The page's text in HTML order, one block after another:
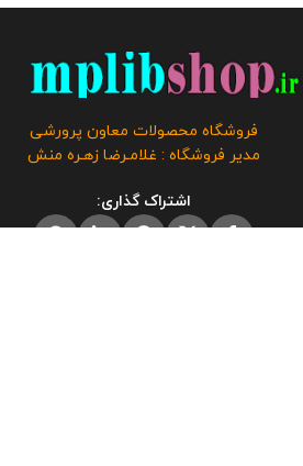
کلیه حقوق این بروشور به
فروشگاه و وبلاگ معاون پرورشی متعلق می
باشد و فروش و انتشار این محصول به هر
نحوی مورد رضایت ما نمی باشد و شرعا حرام
می باشد.
فروشگاه محصولات معاون پرورشی
مدیر فروشگاه : غلامـرضا زهـره منش
اشتراک گذاری: